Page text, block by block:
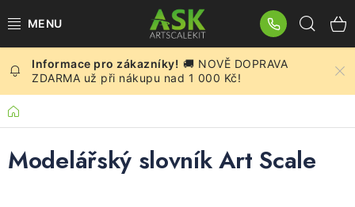
na
obsah
BLOG
SUMMER DAYS
WARHAMMER
🚚 NOVĚ DOPRAVA
ZDARMA už při nákupu nad 1 000 Kč!
Domů
Modelářský slovník Art Scale